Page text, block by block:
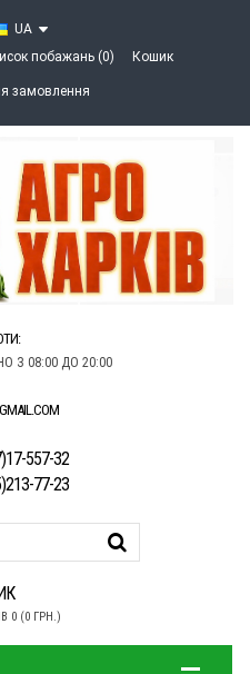
UA
побажань (0) Кошик
замовлення
З 08:00 ДО 20:00
557-32
77-23
0 (0 ГРН.)